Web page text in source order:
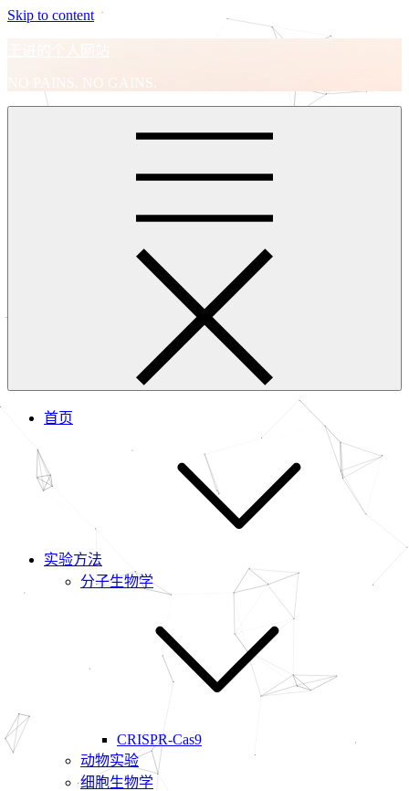
Skip to content
王进的个人网站
NO PAINS, NO GAINS.
首页
实验方法
分子生物学
CRISPR-Cas9
动物实验
细胞生物学